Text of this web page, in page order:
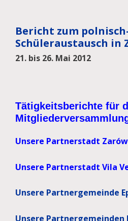
Bericht zum
Schüleraustausch in
21. bis 26. Mai 2012
Tätigkeitsberichte für
Unsere Partnerstadt
Unsere Partnerstadt Vila
Unsere Partnergemeinde
Unsere Partnergemeinden